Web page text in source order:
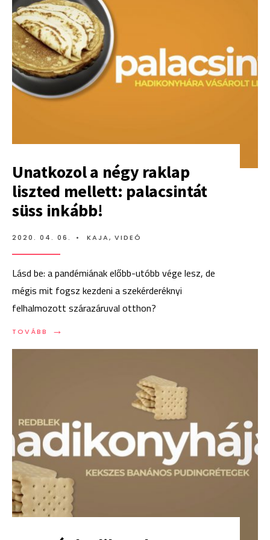
Unatkozol a négy raklap
liszted mellett: palacsintát
süss inkább!
2020. 04. 06. • KAJA, VIDEÓ
Lásd be: a pandémiának előbb-utóbb vége lesz, de
mégis mit fogsz kezdeni a szekérderéknyi
felhalmozott szárazáruval otthon?
TOVÁBB →
TOVÁBB:
SÜSS
INKÁBB!